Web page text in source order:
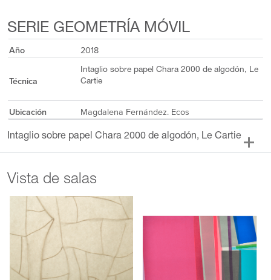
SERIE GEOMETRÍA MÓVIL
Año 2018
Técnica
Intaglio sobre papel Chara 2000 de algodón, Le
Cartie
Ubicación Magdalena Fernández. Ecos
Intaglio sobre papel Chara 2000 de algodón, Le Cartie
Vista de salas